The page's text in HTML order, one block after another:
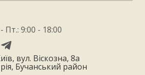
Пт.: 9:00 - 18:00
вул. Віскозна, 8а
Бучанський район